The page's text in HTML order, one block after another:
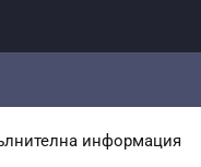
информация